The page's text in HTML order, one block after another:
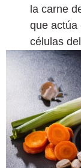
la carne
que actúa
células